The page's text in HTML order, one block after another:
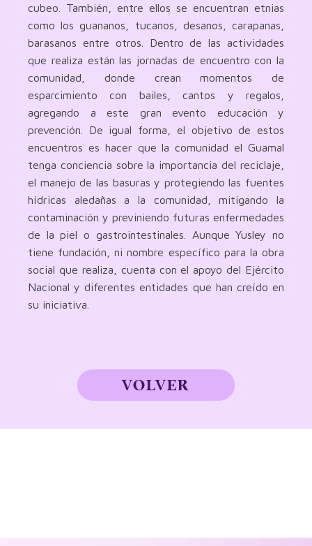
cubeo. También, entre ellos se encuentran etnias
como los guananos, tucanos, desanos, carapanas,
barasanos entre otros. Dentro de las actividades
que realiza están las jornadas de encuentro con la
comunidad, donde crean momentos de
esparcimiento con bailes, cantos y regalos,
agregando a este gran evento educación y
prevención. De igual forma, el objetivo de estos
encuentros es hacer que la comunidad el Guamal
tenga conciencia sobre la importancia del reciclaje,
el manejo de las basuras y protegiendo las fuentes
hídricas aledañas a la comunidad, mitigando la
contaminación y previniendo futuras enfermedades
de la piel o gastrointestinales. Aunque Yusley no
tiene fundación, ni nombre específico para la obra
social que realiza, cuenta con el apoyo del Ejército
Nacional y diferentes entidades que han creído en
su iniciativa.
VOLVER